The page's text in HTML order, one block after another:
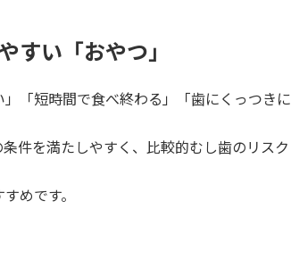
すい「おやつ」
「短時間で食べ終わる」「歯にくっつきに
件を満たしやすく、比較的むし歯のリスク
めです。